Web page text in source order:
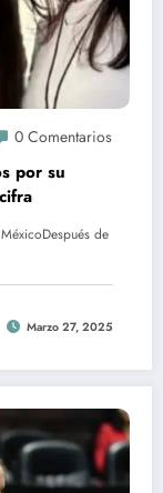
0 Comentarios
por su
de
Marzo 27, 2025